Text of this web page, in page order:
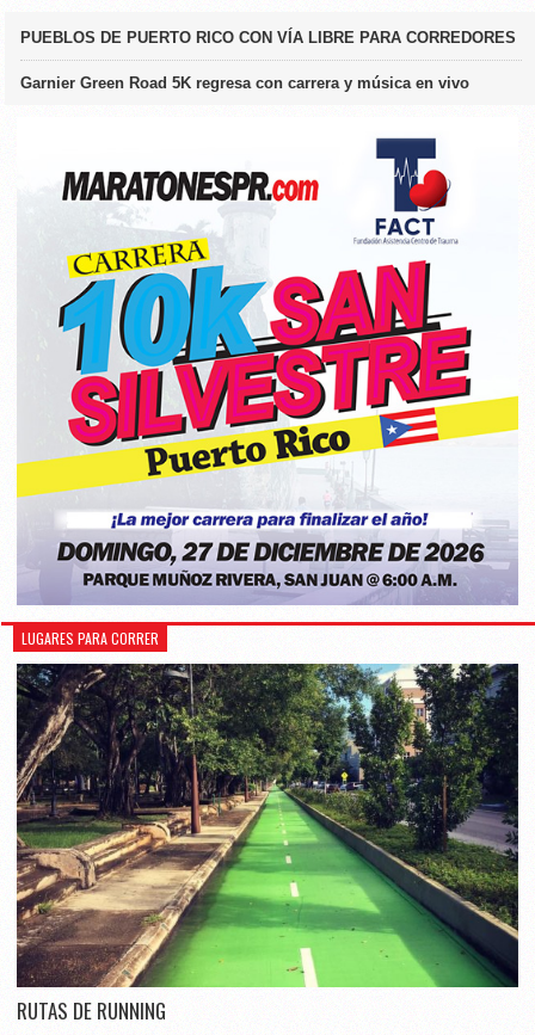
PUEBLOS DE PUERTO RICO CON VÍA LIBRE PARA CORREDORES
Garnier Green Road 5K regresa con carrera y música en vivo
LUGARES PARA CORRER
RUTAS DE RUNNING